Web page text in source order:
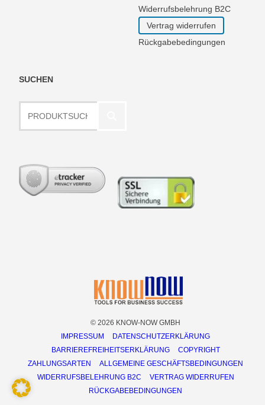
Widerrufsbelehrung B2C
Vertrag widerrufen
Rückgabebedingungen
SUCHEN
Produktsuche
© 2026 KNOW-NOW GMBH
IMPRESSUM
DATENSCHUTZERKLÄRUNG
BARRIEREFREIHEITSERKLÄRUNG
COPYRIGHT
ZAHLUNGSARTEN
ALLGEMEINE GESCHÄFTSBEDINGUNGEN
WIDERRUFSBELEHRUNG B2C
VERTRAG WIDERRUFEN
RÜCKGABEBEDINGUNGEN